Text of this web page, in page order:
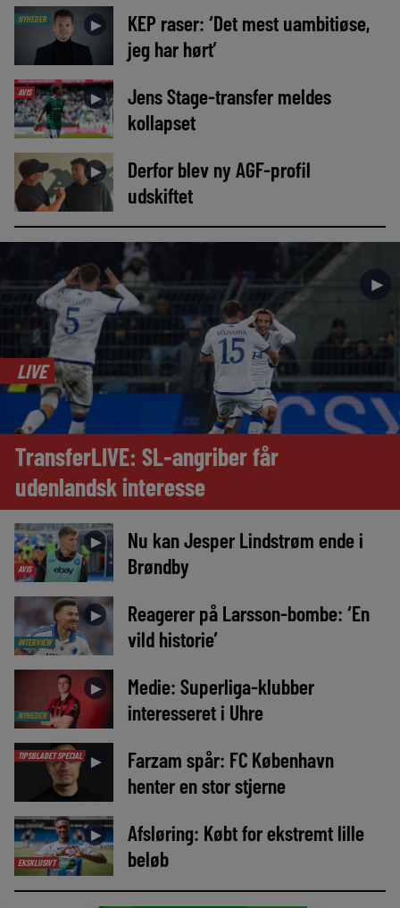
NYHEDER ►
KEP raser: ‘Det mest uambitiøse,
jeg har hørt’
AVIS ►
Jens Stage-transfer meldes
kollapset
►
Derfor blev ny AGF-profil
udskiftet
►
LIVE
TransferLIVE: SL-angriber får
udenlandsk interesse
AVIS
►
Nu kan Jesper Lindstrøm ende i
Brøndby
INTERVIEW
►
Reagerer på Larsson-bombe: ‘En
vild historie’
NYHEDER
►
Medie: Superliga-klubber
interesseret i Uhre
TIPSBLADET SPECIAL ►
Farzam spår: FC København
henter en stor stjerne
EKSKLUSIVT
►
Afsløring: Købt for ekstremt lille
beløb